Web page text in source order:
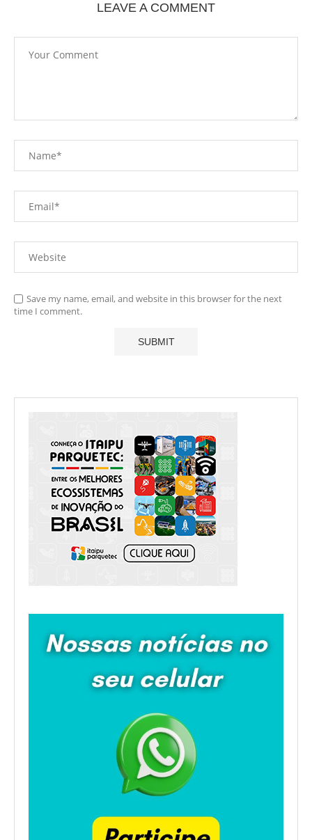
LEAVE A COMMENT
Save my name, email, and website in this browser for the next
time I comment.